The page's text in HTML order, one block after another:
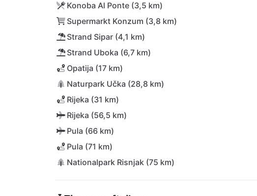
Konoba Al Ponte (3,5 km)
Supermarkt Konzum (3,8 km)
Strand Sipar (4,1 km)
Strand Uboka (6,7 km)
Opatija (17 km)
Naturpark Učka (28,8 km)
Rijeka (31 km)
Rijeka (56,5 km)
Pula (66 km)
Pula (71 km)
Nationalpark Risnjak (75 km)